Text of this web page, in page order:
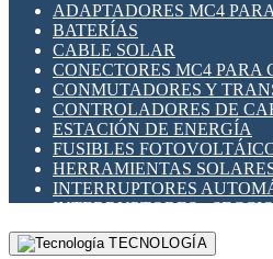
ADAPTADORES MC4
BATERÍAS
CABLE SOLAR
CONECTORES MC4 PARA
CONMUTADORES Y
CONTROLADORES DE
ESTACIÓN DE ENERGÍA
FUSIBLES
HERRAMIENTAS
INTERRUPTORES
INTERRUPTORES -
FOTOVOLTÁICOS
MONTAJE PANEL SOLAR
TECNOLOGÍA